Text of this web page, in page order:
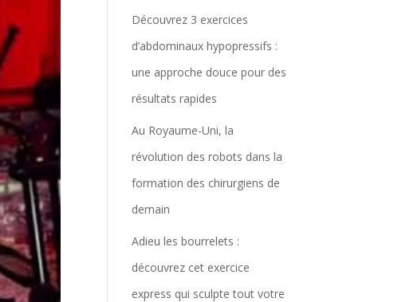
Découvrez 3 exercices
d’abdominaux hypopressifs :
une approche douce pour des
résultats rapides
Au Royaume-Uni, la
révolution des robots dans la
formation des chirurgiens de
demain
Adieu les bourrelets :
découvrez cet exercice
express qui sculpte tout votre